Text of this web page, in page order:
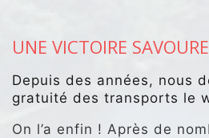
UNE VICTOIRE
Depuis des années, nous
gratuité des transports le
On l’a enfin ! Après de